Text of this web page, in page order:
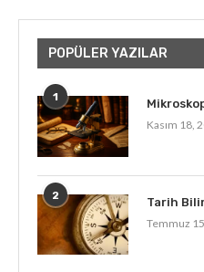
POPÜLER YAZILAR
1
Kasım 18,
2
Tarih
Temmuz